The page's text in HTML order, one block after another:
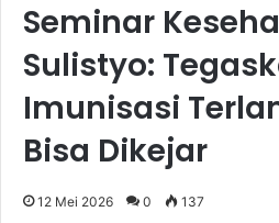
Seminar
Sulistyo:
Imunisasi
Bisa Dikejar
12 Mei 2026 0 137